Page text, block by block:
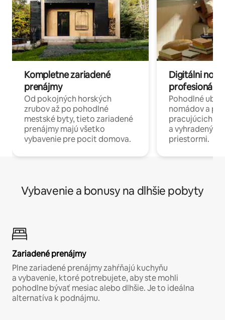
Kompletne zariadené
prenájmy
Od pokojných horských
zrubov až po pohodlné
mestské byty, tieto zariadené
prenájmy majú všetko
vybavenie pre pocit domova.
Digitálni
profesionáli
Pohodlné
nomádov a
pracujúcich
a
priestormi.
Vybavenie a bonusy na dlhšie pobyty
Zariadené prenájmy
Plne zariadené prenájmy zahŕňajú kuchyňu
a vybavenie, ktoré potrebujete, aby ste mohli
pohodlne bývať mesiac alebo dlhšie. Je to ideálna
alternatíva k podnájmu.